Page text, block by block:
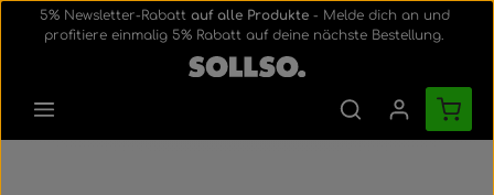
Zum Hauptinhalt springen
5% Newsletter-Rabatt auf alle Produkte- Melde dich an und
profitiere einmalig 5% Rabatt auf deine nächste Bestellung.